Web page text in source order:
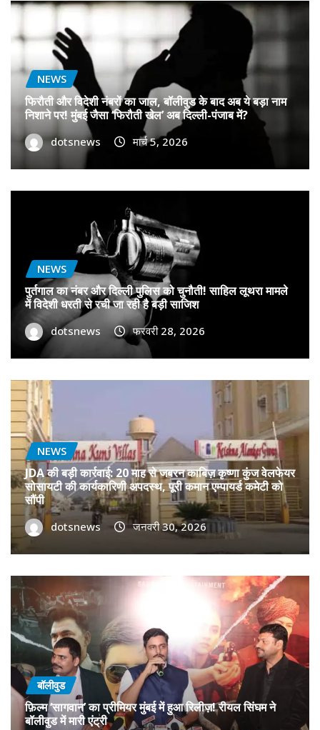
NEWS
फिरौती और विदेशी नंबरों का जाल, बॉलीवुड के बाद अब ये बड़ा नाम
निशाने पर! मुंबई जैसा ‘फिरौती खेल’ अब दिल्ली-पंजाब में?
dotsnews मार्च 5, 2026
NEWS
पुर्तगाल का नंबर और दिल्ली पुलिस को चुनौती! साहिल लूथरा मामले
में विदेशी धरती से रची जा रही है बड़ी साजिश
dotsnews फरवरी 28, 2026
NEWS
JDA की बड़ी कार्रवाई: 20 माह से जबरन काबिज़ कृष्णा कुंज वेलफेयर
सोसायटी की कार्यकारिणी अपदस्थ, पूरी कमान एम्पायर्ड कमेटी को
सौंपी
dotsnews जनवरी 30, 2026
बॉलीवुड
फ़िल्म ‘सागवान’ का प्रीमियर मुंबई में हुआ रिलीज़! रीयल सिंघम ने
बॉलीवुड में मारी एंट्री